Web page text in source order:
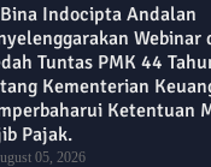
Bina Indocipta Andalan
Webinar
Tuntas PMK 44
Kementerian
Ketentuan
Pajak.
05, 2026